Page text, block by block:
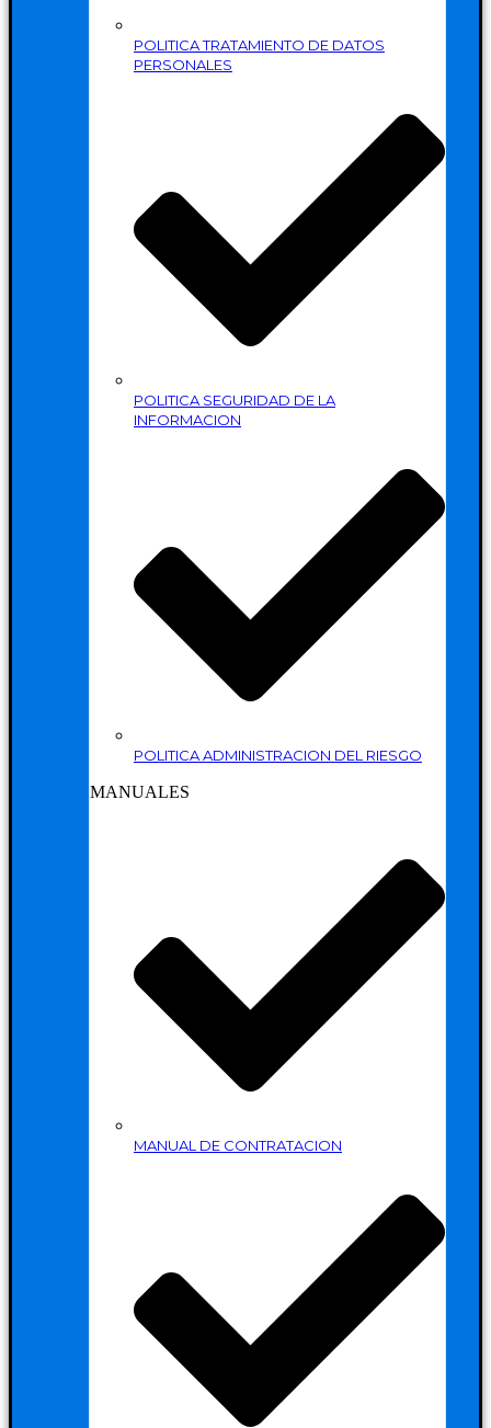
POLITICA TRATAMIENTO DE DATOS
PERSONALES
POLITICA SEGURIDAD DE LA
INFORMACION
POLITICA ADMINISTRACION DEL RIESGO
MANUALES
MANUAL DE CONTRATACION